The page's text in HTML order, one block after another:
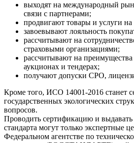
выходят на международный
связи с партнерами;
продвигают товары и услуги
завоевывают лояльность
рассчитывают на
страховыми организациями;
рассчитывают на преимущества
аукционах и тендерах;
получают допуски СРО,
Кроме того, ИСО 14001-2016 станет
государственных экологических
вопросов.
Проводить сертификацию и выдавать
стандарта могут только экспертные
Федеральном агентстве по